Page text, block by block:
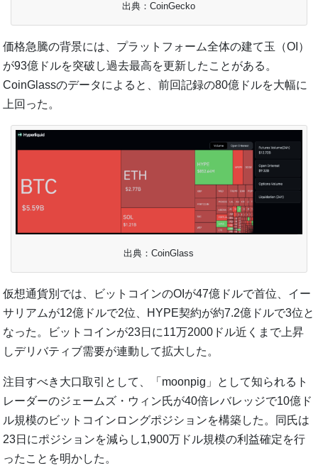
出典：CoinGecko
価格急騰の背景には、プラットフォーム全体の建て玉（OI）
が93億ドルを突破し過去最高を更新したことがある。
CoinGlassのデータによると、前回記録の80億ドルを大幅に
上回った。
出典：CoinGlass
仮想通貨別では、ビットコインのOIが47億ドルで首位、イー
サリアムが12億ドルで2位、HYPE契約が約7.2億ドルで3位と
なった。ビットコインが23日に11万2000ドル近くまで上昇
しデリバティブ需要が連動して拡大した。
注目すべき大口取引として、「moonpig」として知られるト
レーダーのジェームズ・ウィン氏が40倍レバレッジで10億ド
ル規模のビットコインロングポジションを構築した。同氏は
23日にポジションを減らし1,900万ドル規模の利益確定を行
ったことを明かした。